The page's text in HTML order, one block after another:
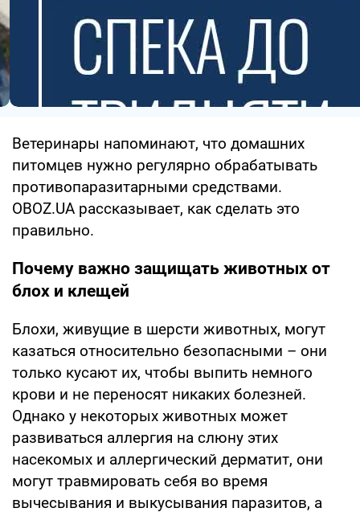
Ветеринары напоминают, что домашних
питомцев нужно регулярно обрабатывать
противопаразитарными средствами.
OBOZ.UA рассказывает, как сделать это
правильно.
Почему важно защищать животных от
блох и клещей
Блохи, живущие в шерсти животных, могут
казаться относительно безопасными – они
только кусают их, чтобы выпить немного
крови и не переносят никаких болезней.
Однако у некоторых животных может
развиваться аллергия на слюну этих
насекомых и аллергический дерматит, они
могут травмировать себя во время
вычесывания и выкусывания паразитов, а